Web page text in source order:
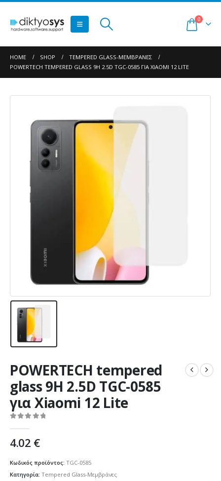
0
HOME SHOP
TEMPERED GLASS-ΜΕΜΒΡΆΝΕΣ
POWERTECH TEMPERED GLASS 9H 2.5D TGC-0585 ΓΙΑ XIAOMI 12 LITE
POWERTECH tempered
glass 9H 2.5D TGC-0585
για Xiaomi 12 Lite
4.02 €
Κωδικός προϊόντος: TGC-0585
Κατηγορία: Tempered Glass-Μεμβράνες